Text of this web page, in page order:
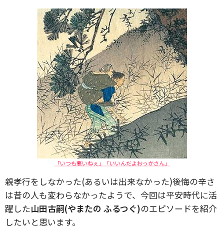
「いつも悪いねぇ」「いいんだよおっかさん」
親孝行をしなかった(あるいは出来なかった)後悔の辛さ
は昔の人も変わらなかったようで、今回は平安時代に活
躍した山田古嗣(やまたの ふるつぐ)のエピソードを紹介
したいと思います。